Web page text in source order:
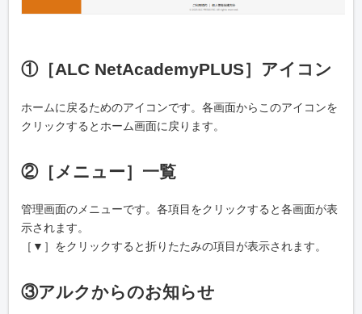
①［ALC NetAcademyPLUS］アイコン
ホームに戻るためのアイコンです。各画面からこのアイコンを
クリックするとホーム画面に戻ります。
②［メニュー］一覧
管理画面のメニューです。各項目をクリックすると各画面が表
示されます。
［▼］をクリックすると折りたたみの項目が表示されます。
③アルクからのお知らせ